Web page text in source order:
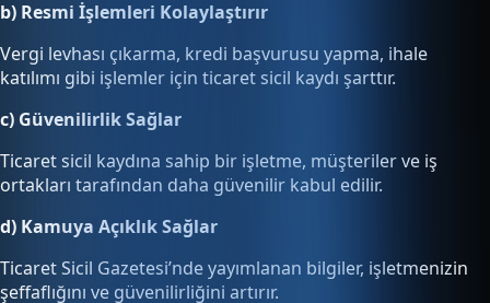
b) Resmi İşlemleri Kolaylaştırır
Vergi levhası çıkarma, kredi başvurusu yapma, ihale
katılımı gibi işlemler için ticaret sicil kaydı şarttır.
c) Güvenilirlik Sağlar
Ticaret sicil kaydına sahip bir işletme, müşteriler ve iş
ortakları tarafından daha güvenilir kabul edilir.
d) Kamuya Açıklık Sağlar
Ticaret Sicil Gazetesi’nde yayımlanan bilgiler, işletmenizin
şeffaflığını ve güvenilirliğini artırır.